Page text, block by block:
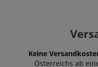
Keine
Österreichs ab